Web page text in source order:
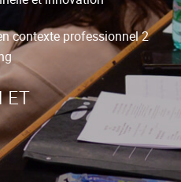
contexte professionnel 2
ET